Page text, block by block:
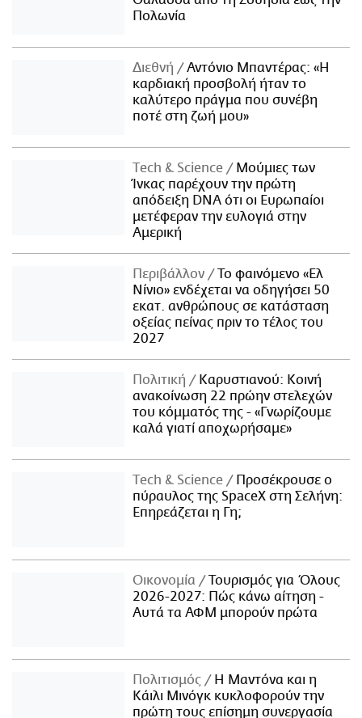
Πολωνία
Διεθνή
Αντόνιο Μπαντέρας: «Η
καρδιακή προσβολή ήταν το
καλύτερο πράγμα που συνέβη
ποτέ στη ζωή μου»
Τech & Science
Μούμιες των
Ίνκας παρέχουν την πρώτη
απόδειξη DNA ότι οι Ευρωπαίοι
μετέφεραν την ευλογιά στην
Αμερική
Περιβάλλον
Το φαινόμενο «Ελ
Νίνιο» ενδέχεται να οδηγήσει 50
εκατ. ανθρώπους σε κατάσταση
οξείας πείνας πριν το τέλος του
2027
Πολιτική
Καρυστιανού: Κοινή
ανακοίνωση 22 πρώην στελεχών
του κόμματός της - «Γνωρίζουμε
καλά γιατί αποχωρήσαμε»
Τech & Science
Προσέκρουσε ο
πύραυλος της SpaceX στη Σελήνη:
Επηρεάζεται η Γη;
Οικονομία
Τουρισμός για Όλους
2026-2027: Πώς κάνω αίτηση -
Αυτά τα ΑΦΜ μπορούν πρώτα
Πολιτισμός
Η Μαντόνα και η
Κάιλι Μινόγκ κυκλοφορούν την
πρώτη τους επίσημη συνεργασία